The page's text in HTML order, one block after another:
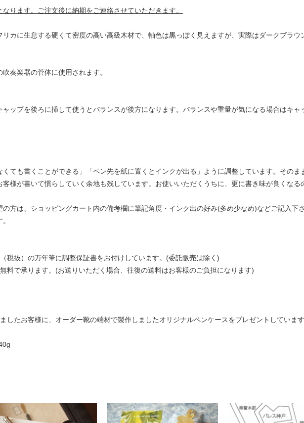
ります。ご注文後に納期をご連絡させていただきます。
カに生息する硬くて密度の高い高級木材で、軸色は黒っぽく見えますが、実際はダークブラウ
奏楽器の菅体に使用されます。
ップを後ろに挿して使うとバランスが後方になります。バランスや重量が気になる場合はキャ
ても書くことができる」「ペン先を紙に置くとインクが出る」ように調整しています。そのま
様が書いて慣らしていく余地も残しています。お使いいただくうちに、更に書き味が良くなる
方は、ショッピングカート内の備考欄に筆記角度・インク出の好み(多め少なめ)などご記入下
税抜）の万年筆に調整保証書をお付けしています。(委託販売は除く)
料で承ります。(お送りいただく場合、往復の送料はお客様のご負担になります)
したお客様に、オーダー靴の端材で製作しましたオリジナルペンケースをプレゼントしています